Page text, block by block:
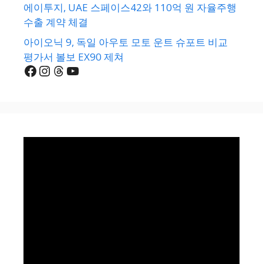
에이투지, UAE 스페이스42와 110억 원 자율주행
수출 계약 체결
아이오닉 9, 독일 아우토 모토 운트 슈포트 비교
평가서 볼보 EX90 제쳐
Facebook
Instagram
Threads
YouTube